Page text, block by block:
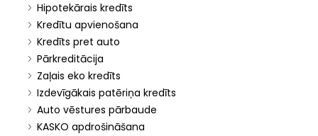
Hipotekārais kredīts
Kredītu apvienošana
Kredīts pret auto
Pārkreditācija
Zaļais eko kredīts
Izdevīgākais patēriņa kredīts
Auto vēstures pārbaude
KASKO apdrošināšana